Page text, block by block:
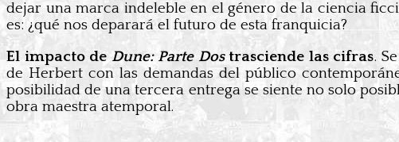
dejar una marca indeleble en el género de la ciencia
es: ¿qué nos deparará el futuro de esta franquicia?
El impacto de Dune: Parte Dostrasciende las cifras.
de Herbert con las demandas del público
posibilidad de una tercera entrega se siente no solo
obra maestra atemporal.